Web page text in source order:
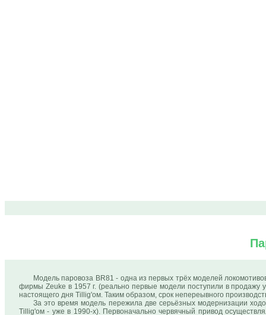
Модель паровоза BR81 - одна из первых трёх моделей
фирмы Zeuke в 1957 г. (реально первые модели поступили в
настоящего дня Tillig'ом. Таким образом, срок непереывного
За это время модель пережила две серьёзных модернизации
Tillig'ом - уже в 1990-х). Первоначально червячный привод